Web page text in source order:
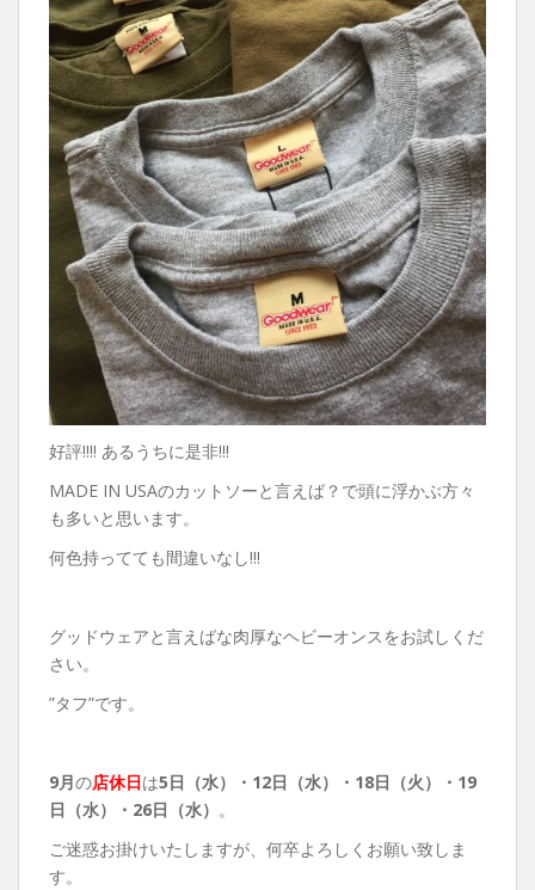
好評!!!! あるうちに是非!!!
MADE IN USAのカットソーと言えば？で頭に浮かぶ方々
も多いと思います。
何色持ってても間違いなし!!!
グッドウェアと言えばな肉厚なヘビーオンスをお試しくだ
さい。
”タフ”です。
9月の店休日は5日（水）・12日（水）・18日（火）・19
日（水）・26日（水） 。
ご迷惑お掛けいたしますが、何卒よろしくお願い致しま
す。